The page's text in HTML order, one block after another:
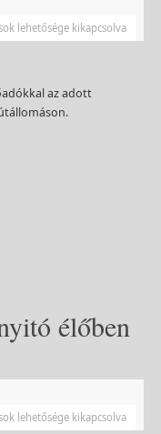
lehetősége kikapcsolva
az adott
élőben
lehetősége kikapcsolva